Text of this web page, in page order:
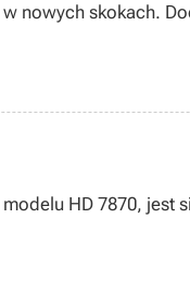
nowych skokach.
HD 7870, jest